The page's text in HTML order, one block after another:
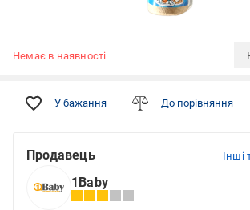
Немає в наявності
У бажання До порівняння
Продавець Інші
1Baby